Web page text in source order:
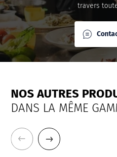
travers
NOS AUTRES
DANS LA MÊME